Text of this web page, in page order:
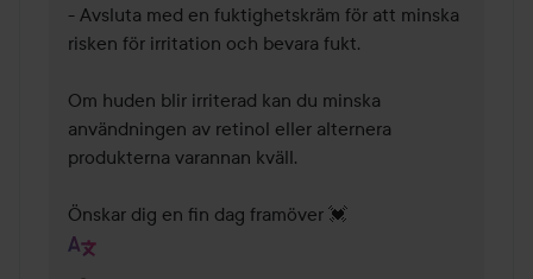
- Avsluta med en fuktighetskräm för att minska
risken för irritation och bevara fukt.
Om huden blir irriterad kan du minska
användningen av retinol eller alternera
produkterna varannan kväll.
Önskar dig en fin dag framöver 💓